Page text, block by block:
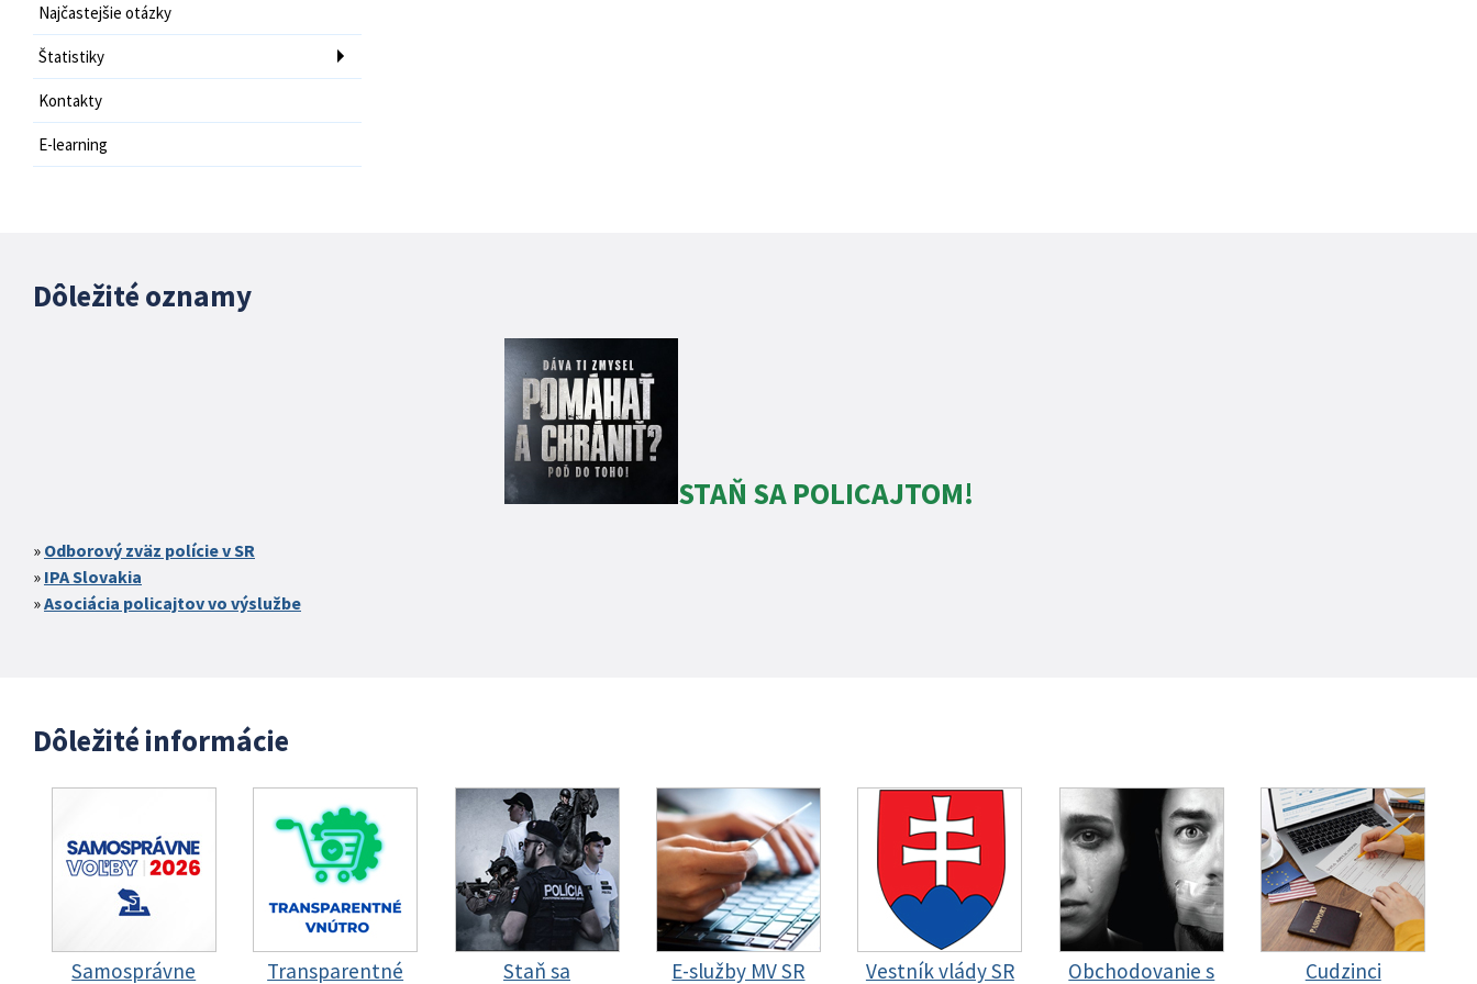
Najčastejšie otázky
Štatistiky
Kontakty
E-learning
Dôležité oznamy
STAŇ SA POLICAJTOM!
Odborový zväz polície v SR
IPA Slovakia
Asociácia policajtov vo výslužbe
Dôležité informácie
Samosprávne
Transparentné
Staň sa
E-služby MV SR Vestník vlády SR
Obchodovanie s
Cudzinci